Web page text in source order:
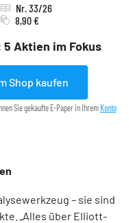
5 Aktien im Fokus
Nr. 33/26
8,90 €
Shop kaufen
Sie gekaufte E-Paper in IhremKonto
– sie sind
„Alles über Elliott-